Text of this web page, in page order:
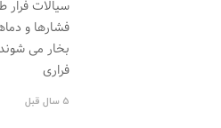
سیالات فرار
فشارها و
بخار می
فراری
5 سال قبل